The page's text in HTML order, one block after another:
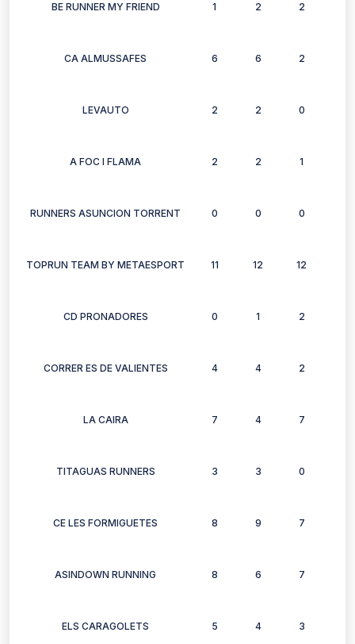
BE RUNNER MY FRIEND 1 2 2
CA ALMUSSAFES 6 6 2
LEVAUTO 2 2 0
A FOC I FLAMA 2 2 1
RUNNERS ASUNCION TORRENT 0 0 0
TOPRUN TEAM BY METAESPORT 11 12 12
CD PRONADORES 0 1 2
CORRER ES DE VALIENTES 4 4 2
LA CAIRA 7 4 7
TITAGUAS RUNNERS 3 3 0
CE LES FORMIGUETES 8 9 7
ASINDOWN RUNNING 8 6 7
ELS CARAGOLETS 5 4 3